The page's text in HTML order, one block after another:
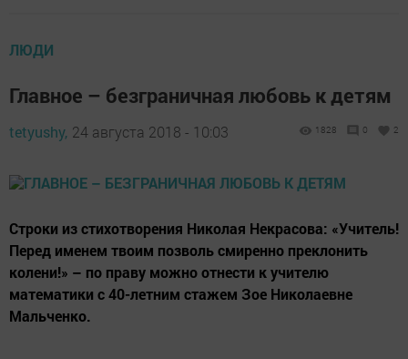
ЛЮДИ
Главное – безграничная любовь к детям
tetyushy, 24 августа 2018 - 10:03 1828 0 2
Строки из стихотворения Николая Некрасова: «Учитель!
Перед именем твоим позволь смиренно преклонить
колени!» – по праву можно отнести к учителю
математики с 40-летним стажем Зое Николаевне
Мальченко.